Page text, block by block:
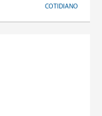
COTIDIANO